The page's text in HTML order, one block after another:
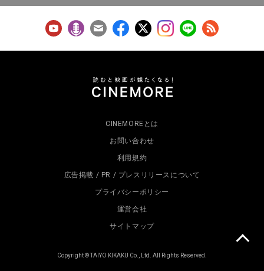
CINEMOREとは
お問い合わせ
利用規約
広告掲載 / PR / プレスリリースについて
プライバシーポリシー
運営会社
サイトマップ
Copyright © TAIYO KIKAKU Co., Ltd. All Rights Reserved.